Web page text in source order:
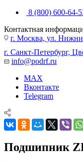
8 (800) 600-64-
Контактная
г. Москва, ул.
г. Санкт-Петербург,
info@podrf.ru
MAX
Вконтакте
Telegram
Подшипник